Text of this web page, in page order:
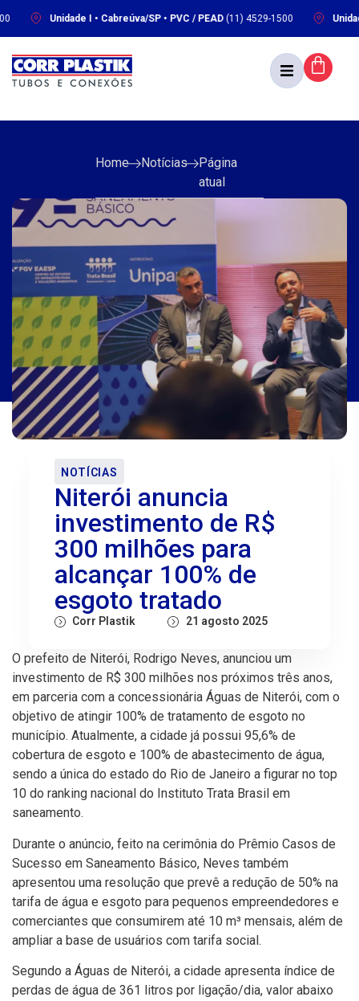
Unidade I • Cabreúva/SP • PVC / PEAD(11) 4529-1500 Unidade II
Home Notícias
Página
atual
NOTÍCIAS
Niterói anuncia
investimento de R$
300 milhões para
alcançar 100% de
esgoto tratado
Corr Plastik 21 agosto 2025
O prefeito de Niterói, Rodrigo Neves, anunciou um
investimento de R$ 300 milhões nos próximos três anos,
em parceria com a concessionária Águas de Niterói, com o
objetivo de atingir 100% de tratamento de esgoto no
município. Atualmente, a cidade já possui 95,6% de
cobertura de esgoto e 100% de abastecimento de água,
sendo a única do estado do Rio de Janeiro a figurar no top
10 do ranking nacional do Instituto Trata Brasil em
saneamento.
Durante o anúncio, feito na cerimônia do Prêmio Casos de
Sucesso em Saneamento Básico, Neves também
apresentou uma resolução que prevê a redução de 50% na
tarifa de água e esgoto para pequenos empreendedores e
comerciantes que consumirem até 10 m³ mensais, além de
ampliar a base de usuários com tarifa social.
Segundo a Águas de Niterói, a cidade apresenta índice de
perdas de água de 361 litros por ligação/dia, valor abaixo